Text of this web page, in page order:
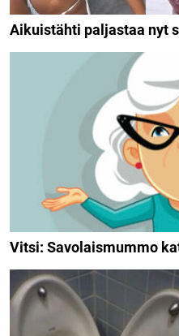
Aikuistähti paljastaa nyt
Vitsi: Savolaismummo